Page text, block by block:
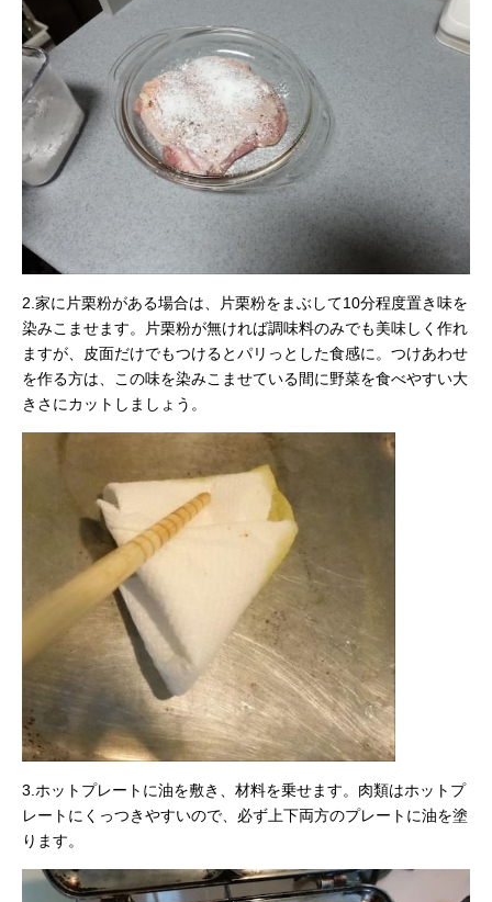
2.家に片栗粉がある場合は、片栗粉をまぶして10分程度置き味を
染みこませます。片栗粉が無ければ調味料のみでも美味しく作れ
ますが、皮面だけでもつけるとパリっとした食感に。つけあわせ
を作る方は、この味を染みこませている間に野菜を食べやすい大
きさにカットしましょう。
3.ホットプレートに油を敷き、材料を乗せます。肉類はホットプ
レートにくっつきやすいので、必ず上下両方のプレートに油を塗
ります。